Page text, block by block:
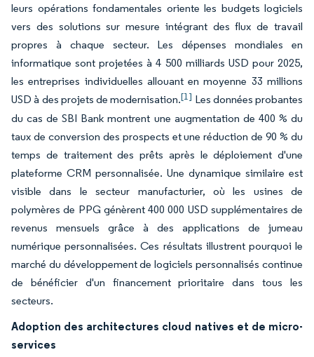
leurs opérations fondamentales oriente les budgets logiciels
vers des solutions sur mesure intégrant des flux de travail
propres à chaque secteur. Les dépenses mondiales en
informatique sont projetées à 4 500 milliards USD pour 2025,
les entreprises individuelles allouant en moyenne 33 millions
USD à des projets de modernisation.[1] Les données probantes
du cas de SBI Bank montrent une augmentation de 400 % du
taux de conversion des prospects et une réduction de 90 % du
temps de traitement des prêts après le déploiement d'une
plateforme CRM personnalisée. Une dynamique similaire est
visible dans le secteur manufacturier, où les usines de
polymères de PPG génèrent 400 000 USD supplémentaires de
revenus mensuels grâce à des applications de jumeau
numérique personnalisées. Ces résultats illustrent pourquoi le
marché du développement de logiciels personnalisés continue
de bénéficier d'un financement prioritaire dans tous les
secteurs.
Adoption des architectures cloud natives et de micro-
services